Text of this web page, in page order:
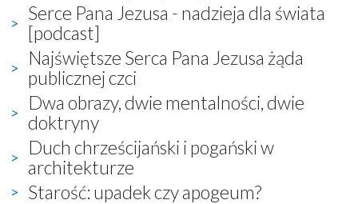
Serce Pana Jezusa - nadzieja dla świata
[podcast]
Najświętsze Serca Pana Jezusa żąda
publicznej czci
Dwa obrazy, dwie mentalności, dwie
doktryny
Duch chrześcijański i pogański w
architekturze
Starość: upadek czy apogeum?